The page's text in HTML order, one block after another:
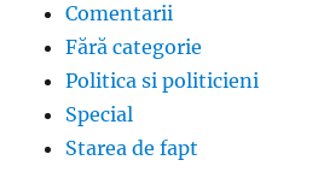
Comentarii
Fără categorie
Politica si politicieni
Special
Starea de fapt